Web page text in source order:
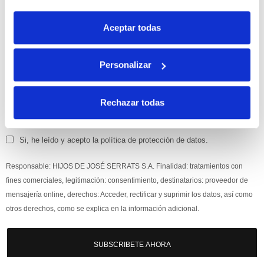
Aceptar todas
Personalizar
Rechazar todas
Apúntatea nuestra newsletter para recibir nuestrasofertasy
Si, he leído y acepto la política de protección de datos.
Responsable: HIJOS DE JOSÉ SERRATS S.A. Finalidad: tratamientos con
fines comerciales, legitimación: consentimiento, destinatarios: proveedor de
mensajería online, derechos: Acceder, rectificar y suprimir los datos, así como
otros derechos, como se explica en la información adicional.
SUBSCRIBETE AHORA